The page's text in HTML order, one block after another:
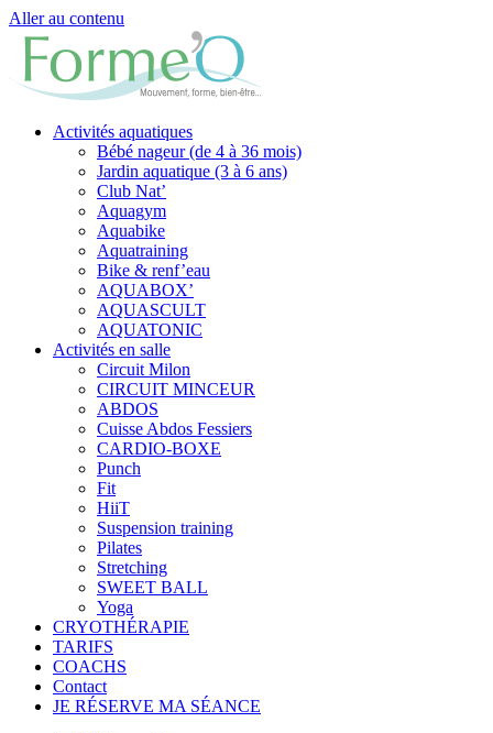
Aller au contenu
Activités aquatiques
Bébé nageur (de 4 à 36 mois)
Jardin aquatique (3 à 6 ans)
Club Nat’
Aquagym
Aquabike
Aquatraining
Bike & renf’eau
AQUABOX’
AQUASCULT
AQUATONIC
Activités en salle
Circuit Milon
CIRCUIT MINCEUR
ABDOS
Cuisse Abdos Fessiers
CARDIO-BOXE
Punch
Fit
HiiT
Suspension training
Pilates
Stretching
SWEET BALL
Yoga
CRYOTHÉRAPIE
TARIFS
COACHS
Contact
JE RÉSERVE MA SÉANCE